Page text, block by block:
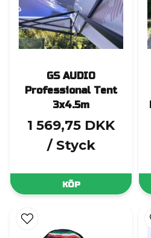
GS AUDIO
Professional Tent
3x4.5m
1 569,75 DKK
/ Styck
KÖP